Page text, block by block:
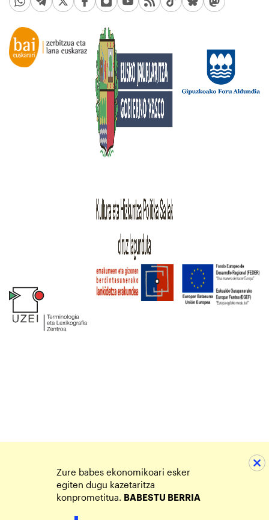
Zure babes ekonomikoari esker
egiten dugu kazetaritza
konprometitua. BABESTU BERRIA